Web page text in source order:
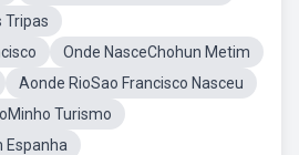
Tripas
Onde NasceChohun Metim
Aonde RioSao Francisco Nasceu
Turismo
Espanha